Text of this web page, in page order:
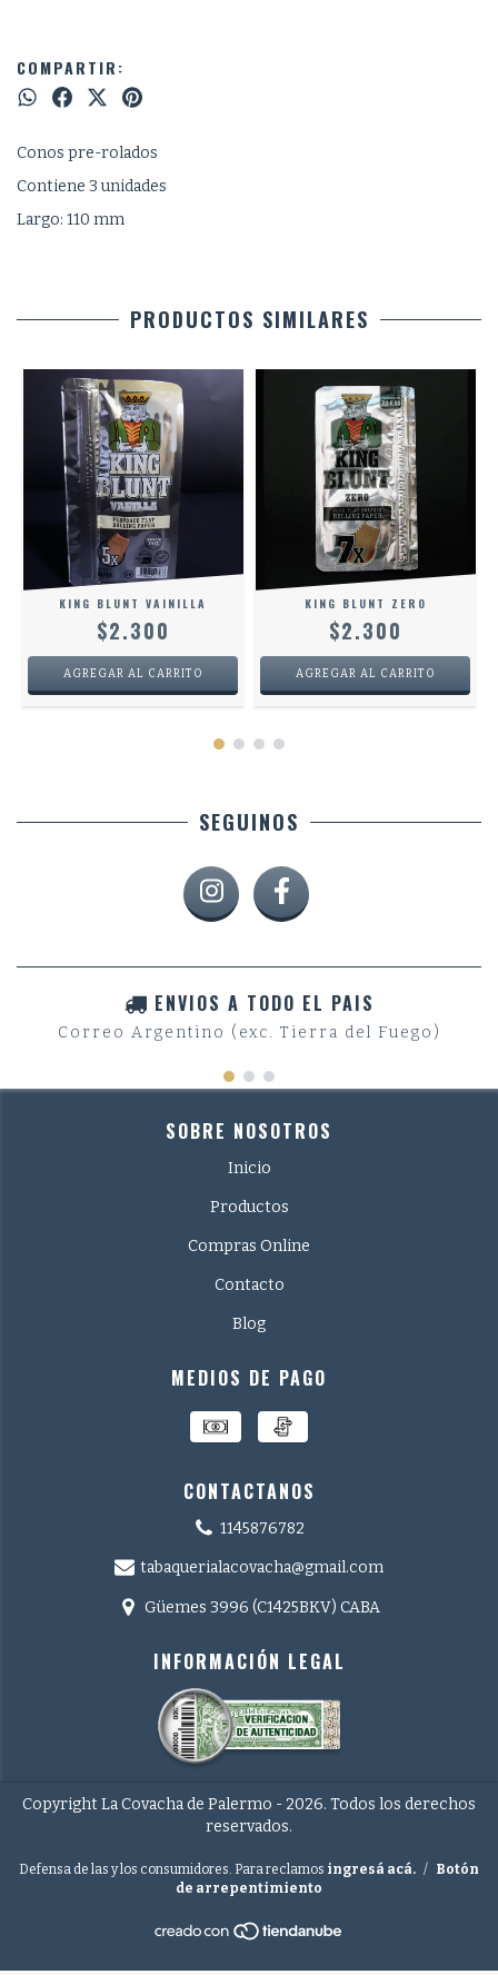
COMPARTIR:
Conos pre-rolados
Contiene 3 unidades
Largo: 110 mm
PRODUCTOS SIMILARES
KING BLUNT VAINILLA
$2.300
KING BLUNT ZERO
$2.300
SEGUINOS
ENVIOS A TODO EL PAIS
Correo Argentino (exc. Tierra del Fuego)
SOBRE NOSOTROS
Inicio
Productos
Compras Online
Contacto
Blog
MEDIOS DE PAGO
CONTACTANOS
1145876782
tabaquerialacovacha@gmail.com
Güemes 3996 (C1425BKV) CABA
INFORMACIÓN LEGAL
Copyright La Covacha de Palermo - 2026. Todos los derechos
reservados.
Defensa de las y los consumidores. Para reclamos ingresá acá. / Botón
de arrepentimiento